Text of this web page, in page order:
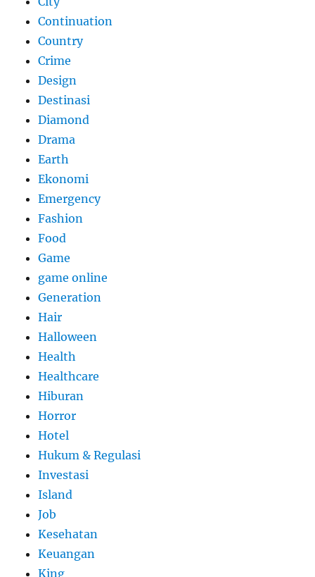
Continuation
Country
Crime
Design
Destinasi
Diamond
Drama
Earth
Ekonomi
Emergency
Fashion
Food
Game
game online
Generation
Hair
Halloween
Health
Healthcare
Hiburan
Horror
Hotel
Hukum & Regulasi
Investasi
Island
Job
Kesehatan
Keuangan
King